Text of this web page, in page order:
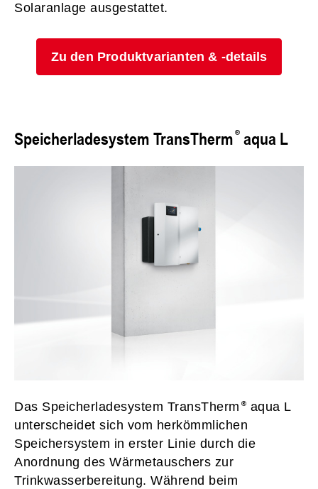
Solaranlage ausgestattet.
Zu den Produktvarianten & -details
Speicherladesystem TransTherm aqua L
Das Speicherladesystem TransTherm
aqua L
unterscheidet sich vom herkömmlichen
Speichersystem in erster Linie durch die
Anordnung des Wärmetauschers zur
Trinkwasserbereitung. Während beim